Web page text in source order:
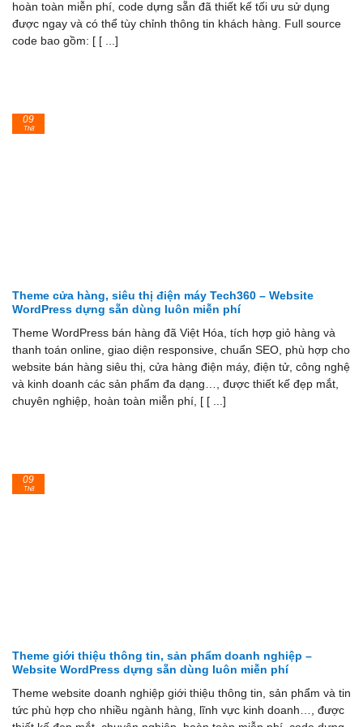
hoàn toàn miễn phí, code dựng sẵn đã thiết kế tối ưu sử dụng
được ngay và có thể tùy chỉnh thông tin khách hàng. Full source
code bao gồm: [ [ ...]
Theme cửa hàng, siêu thị điện máy Tech360 – Website
WordPress dựng sẵn dùng luôn miễn phí
Theme WordPress bán hàng đã Việt Hóa, tích hợp giỏ hàng và
thanh toán online, giao diện responsive, chuẩn SEO, phù hợp cho
website bán hàng siêu thị, cửa hàng điện máy, điện tử, công nghệ
và kinh doanh các sản phẩm đa dạng…, được thiết kế đẹp mắt,
chuyên nghiệp, hoàn toàn miễn phí, [ [ ...]
09
Th8
Theme giới thiệu thông tin, sản phẩm doanh nghiệp –
Website WordPress dựng sẵn dùng luôn miễn phí
Theme website doanh nghiệp giới thiệu thông tin, sản phẩm và tin
tức phù hợp cho nhiều ngành hàng, lĩnh vực kinh doanh…, được
09
Th8